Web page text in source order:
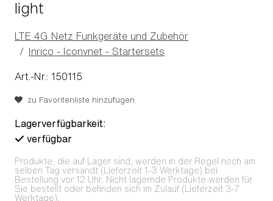
light
LTE 4G Netz Funkgeräte und Zubehör
Inrico - Iconvnet - Startersets
Art.-Nr.: 150115
zu Favoritenliste hinzufügen
Lagerverfügbarkeit:
verfügbar
Produkte, die auf Lager sind, werden in der Regel noch am
selben Tag versandt (Lieferzeit 1-3 Werktage) bei
Bestellung vor 12 Uhr. Nicht lagernde Produkte werden für
Sie bestellt oder befinden sich im Zulauf (Lieferzeit 3-7
Werktage).